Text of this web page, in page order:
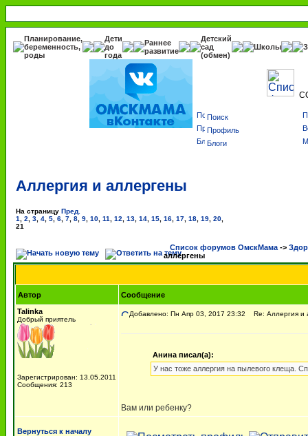
Планирование,
беременность,
роды
Дети
до
года
Раннее
развитие
Детский
сад
(обмен)
Школы
Поиск
Профиль
Блоги
Аллергия и аллергены
На страницу Пред.
1
2 3 4 5 6 7 8 9 10 11 12 13 14 15 16 17 18 19 20
21
Список форумов ОмскМама ->
аллергены
Автор
Сообщение
Talinka
Добрый приятель
Зарегистрирован: 13.05.2011
Сообщения: 213
Добавлено: Пн Апр 03, 2017 23:32 Re: Аллергия и
Анина писал(а):
У нас тоже аллергия на пылевого клеща.
Вам или ребенку?
Вернуться к началу